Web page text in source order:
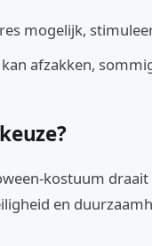
mogelijk,
afzakken,
kostuum
en